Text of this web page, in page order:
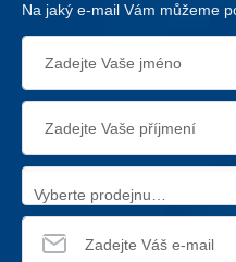
Na jaký e-mail Vám můžeme
Vyberte prodejnu…